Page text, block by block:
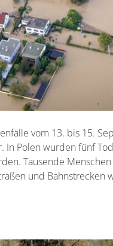
vom 13. bis 15.
Polen wurden fünf
Tausende
und Bahnstrecken